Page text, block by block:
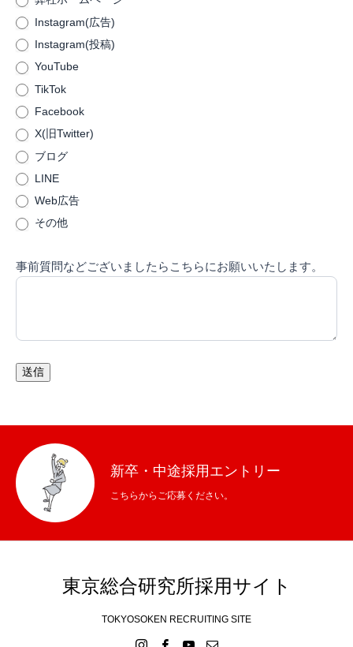
代表挨拶・会社沿革
採用Q&A
Instagram(広告)
Instagram(投稿)
YouTube
TikTok
Facebook
X(旧Twitter)
ブログ
LINE
Web広告
その他
事前質問などございましたらこちらにお願いいたします。
送信
新卒・中途採用エントリー
こちらからご応募ください。
東京総合研究所採用サイト
TOKYOSOKEN RECRUITING SITE